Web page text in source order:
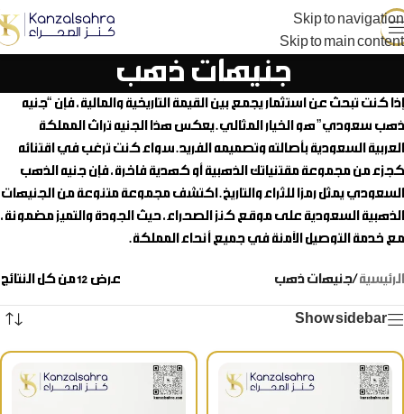
Skip to navigation
Skip to main content
جنيهات ذهب
إذا كنت تبحث عن استثمار يجمع بين القيمة التاريخية والمالية، فإن “جنيه
ذهب سعودي” هو الخيار المثالي. يعكس هذا الجنيه تراث المملكة
العربية السعودية بأصالته وتصميمه الفريد. سواء كنت ترغب في اقتنائه
كجزء من مجموعة مقتنياتك الذهبية أو كهدية فاخرة، فإن جنيه الذهب
السعودي يمثل رمزا للثراء والتاريخ. اكتشف مجموعة متنوعة من الجنيهات
الذهبية السعودية على موقع كنز الصحراء، حيث الجودة والتميز مضمونة،
مع خدمة التوصيل الآمنة في جميع أنحاء المملكة.
الرئيسية /جنيهات ذهب عرض ⁦12⁩ من كل النتائج
Show sidebar